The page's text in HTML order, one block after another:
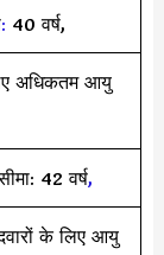
: 40 वर्ष,
अधिकतम आयु
42 वर्ष,
के लिए आयु